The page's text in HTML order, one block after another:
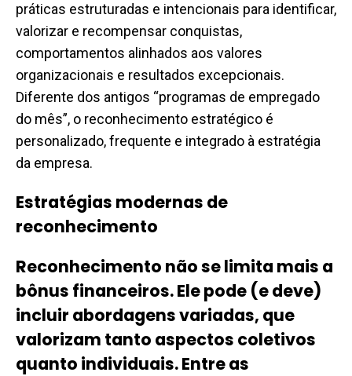
práticas estruturadas e intencionais para identificar,
valorizar e recompensar conquistas,
comportamentos alinhados aos valores
organizacionais e resultados excepcionais.
Diferente dos antigos “programas de empregado
do mês”, o reconhecimento estratégico é
personalizado, frequente e integrado à estratégia
da empresa.
Estratégias modernas de
reconhecimento
Reconhecimento não se limita mais a
bônus financeiros. Ele pode (e deve)
incluir abordagens variadas, que
valorizam tanto aspectos coletivos
quanto individuais. Entre as